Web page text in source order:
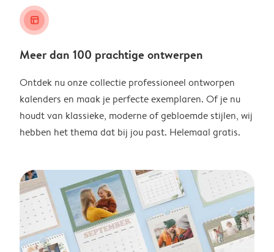
layout_alt
Meer dan 100 prachtige ontwerpen
Ontdek nu onze collectie professioneel ontworpen
kalenders en maak je perfecte exemplaren. Of je nu
houdt van klassieke, moderne of gebloemde stijlen, wij
hebben het thema dat bij jou past. Helemaal gratis.